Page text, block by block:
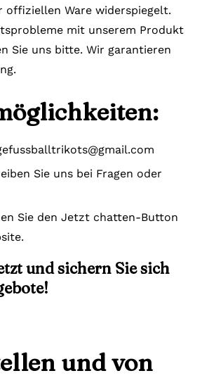
offiziellen Ware widerspiegelt.
mit unserem Produkt
Sie uns bitte. Wir garantieren
Sie uns bei Fragen oder
Sie den Jetzt chatten-Button
und sichern Sie sich
und von